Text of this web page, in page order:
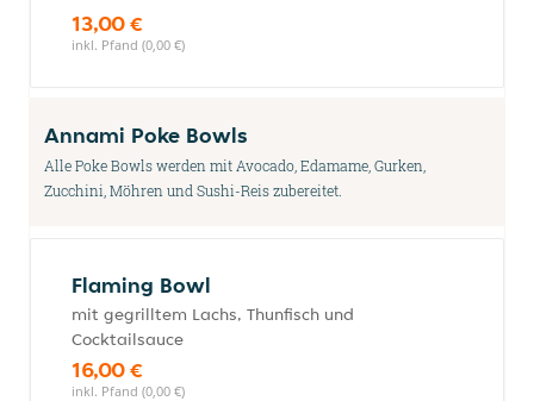
13,00 €
inkl. Pfand (0,00 €)
Annami Poke Bowls
Alle Poke Bowls werden mit Avocado, Edamame, Gurken,
Zucchini, Möhren und Sushi-Reis zubereitet.
Flaming Bowl
mit gegrilltem Lachs, Thunfisch und
Cocktailsauce
16,00 €
inkl. Pfand (0,00 €)